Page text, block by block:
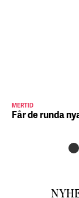
MERTID
Får de runda